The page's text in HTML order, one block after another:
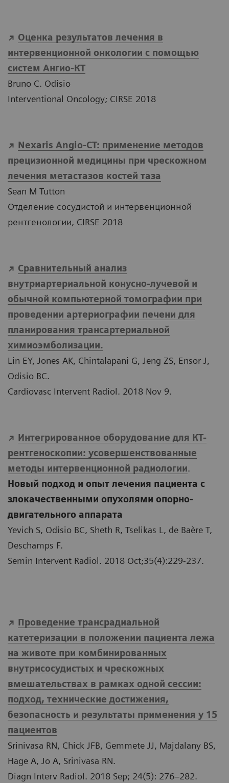
Оценка результатов лечения в
интервенционной онкологии с помощью
систем Ангио-КТ
Bruno C. Odisio
Interventional Oncology; CIRSE 2018
Nexaris Angio-CT: применение методов
прецизионной медицины при чрескожном
лечения метастазов костей таза
Sean M Tutton
Отделение сосудистой и интервенционной
рентгенологии, CIRSE 2018
Сравнительный анализ
внутриартериальной конусно-лучевой и
обычной компьютерной томографии при
проведении артериографии печени для
планирования трансартериальной
химиоэмболизации.
Lin EY, Jones AK, Chintalapani G, Jeng ZS, Ensor J,
Odisio BC.
Cardiovasc Intervent Radiol. 2018 Nov 9.
Интегрированное оборудование для КТ-
рентгеноскопии: усовершенствованные
методы интервенционной радиологии.
Новый подход и опыт лечения пациента с
злокачественными опухолями опорно-
двигательного аппарата
Yevich S, Odisio BC, Sheth R, Tselikas L, de Baère T,
Deschamps F.
Semin Intervent Radiol. 2018 Oct;35(4):229-237.
Проведение трансрадиальной
катетеризации в положении пациента лежа
на животе при комбинированных
внутрисосудистых и чрескожных
вмешательствах в рамках одной сессии:
подход, технические достижения,
безопасность и результаты применения у 15
пациентов
Srinivasa RN, Chick JFB, Gemmete JJ, Majdalany BS,
Hage A, Jo A, Srinivasa RN.
Diagn Interv Radiol. 2018 Sep; 24(5): 276–282.